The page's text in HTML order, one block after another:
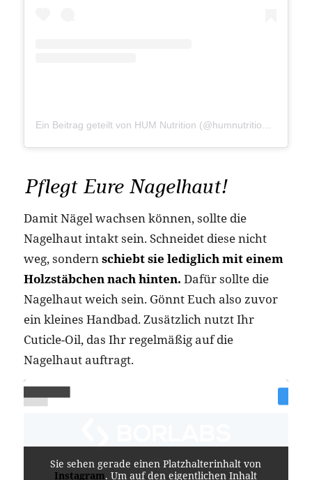
Pflegt Eure Nagelhaut!
Damit Nägel wachsen können, sollte die
Nagelhaut intakt sein. Schneidet diese nicht
weg, sondern schiebt sie lediglich mit einem
Holzstäbchen nach hinten. Dafür sollte die
Nagelhaut weich sein. Gönnt Euch also zuvor
ein kleines Handbad. Zusätzlich nutzt Ihr
Cuticle-Oil, das Ihr regelmäßig auf die
Nagelhaut auftragt.
Sie sehen gerade einen Platzhalterinhalt von
Instagram. Um auf den eigentlichen Inhalt